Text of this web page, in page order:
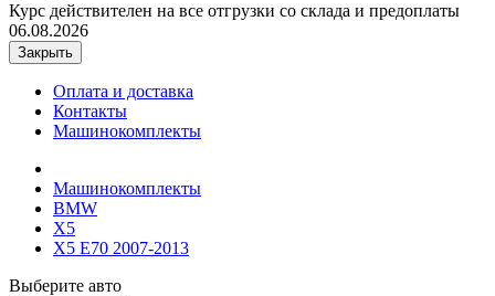
Курс действителен на все отгрузки со склада и предоплаты
06.08.2026
Закрыть
Оплата и доставка
Контакты
Машинокомплекты
Машинокомплекты
BMW
X5
X5 E70 2007-2013
Выберите авто